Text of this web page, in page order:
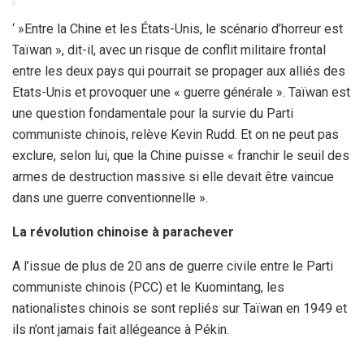
‘ »Entre la Chine et les États-Unis, le scénario d’horreur est
Taïwan », dit-il, avec un risque de conflit militaire frontal
entre les deux pays qui pourrait se propager aux alliés des
Etats-Unis et provoquer une « guerre générale ». Taïwan est
une question fondamentale pour la survie du Parti
communiste chinois, relève Kevin Rudd. Et on ne peut pas
exclure, selon lui, que la Chine puisse « franchir le seuil des
armes de destruction massive si elle devait être vaincue
dans une guerre conventionnelle ».
La révolution chinoise à parachever
A l’issue de plus de 20 ans de guerre civile entre le Parti
communiste chinois (PCC) et le Kuomintang, les
nationalistes chinois se sont repliés sur Taïwan en 1949 et
ils n’ont jamais fait allégeance à Pékin.